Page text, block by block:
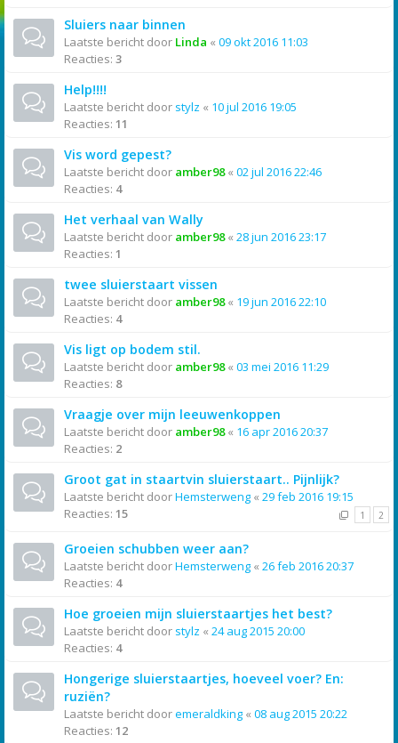
Sluiers naar binnen
Laatste bericht door Linda « 09 okt 2016 11:03
Reacties: 3
Help!!!!
Laatste bericht door stylz « 10 jul 2016 19:05
Reacties: 11
Vis word gepest?
Laatste bericht door amber98« 02 jul 2016 22:46
Reacties: 4
Het verhaal van Wally
Laatste bericht door amber98« 28 jun 2016 23:17
Reacties: 1
twee sluierstaart vissen
Laatste bericht door amber98« 19 jun 2016 22:10
Reacties: 4
Vis ligt op bodem stil.
Laatste bericht door amber98« 03 mei 2016 11:29
Reacties: 8
Vraagje over mijn leeuwenkoppen
Laatste bericht door amber98« 16 apr 2016 20:37
Reacties: 2
Groot gat in staartvin sluierstaart.. Pijnlijk?
Laatste bericht doorHemsterweng « 29 feb 2016 19:15
Reacties: 15 1 2
Groeien schubben weer aan?
Laatste bericht doorHemsterweng « 26 feb 2016 20:37
Reacties: 4
Hoe groeien mijn sluierstaartjes het best?
Laatste bericht door stylz « 24 aug 2015 20:00
Reacties: 4
Hongerige sluierstaartjes, hoeveel voer? En:
ruziën?
Laatste bericht dooremeraldking « 08 aug 2015 20:22
Reacties: 12